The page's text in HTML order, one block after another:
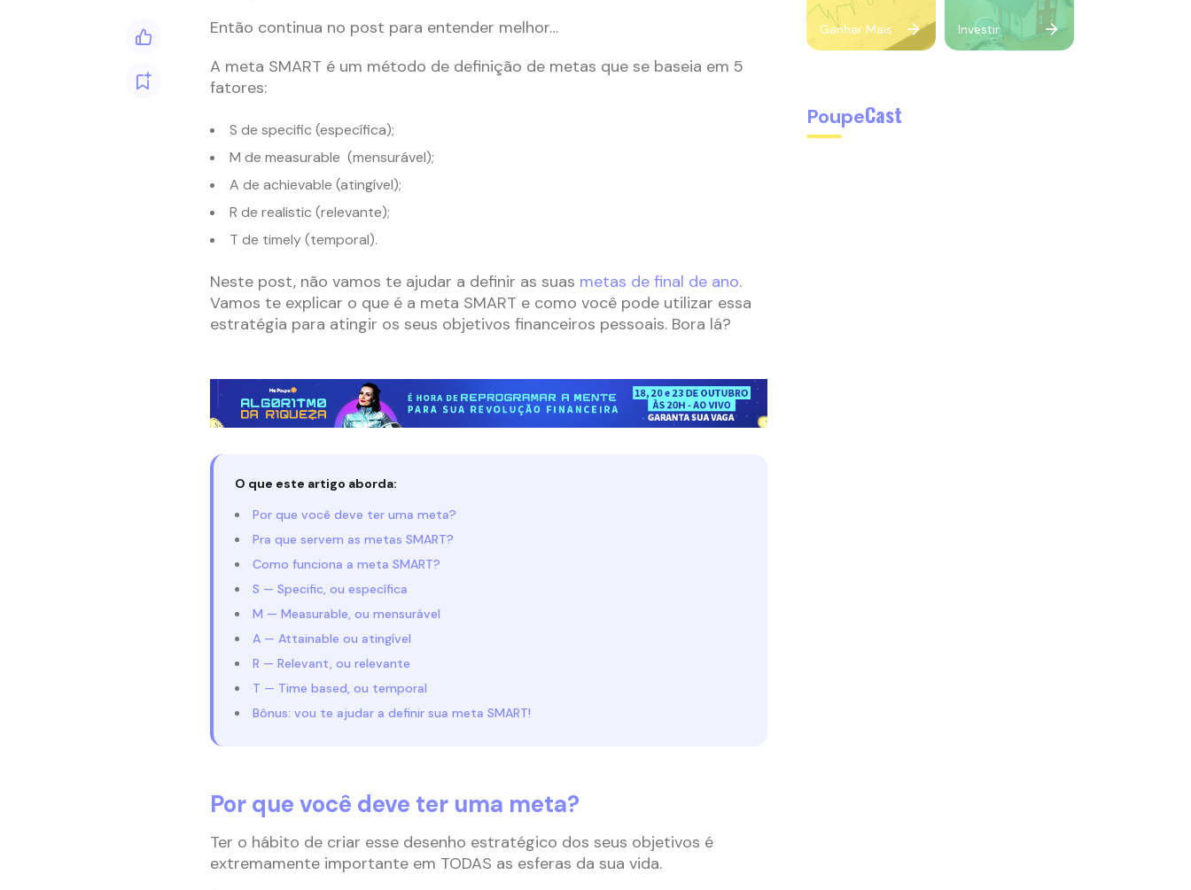
Então continua no post para entender melhor…
A meta SMART é um método de definição de metas que se baseia em 5
fatores:
S de specific (específica);
M de measurable (mensurável);
A de achievable (atingível);
R de realistic (relevante);
T de timely (temporal).
Neste post, não vamos te ajudar a definir as suas metas de final de ano.
Vamos te explicar o que é a meta SMART e como você pode utilizar essa
estratégia para atingir os seus objetivos financeiros pessoais. Bora lá?
O que este artigo aborda:
Por que você deve ter uma meta?
Pra que servem as metas SMART?
Como funciona a meta SMART?
S — Specific, ou específica
M — Measurable, ou mensurável
A — Attainable ou atingível
R — Relevant, ou relevante
T — Time based, ou temporal
Bônus: vou te ajudar a definir sua meta SMART!
Por que você deve ter uma meta?
Ter o hábito de criar esse desenho estratégico dos seus objetivos é
extremamente importante em TODAS as esferas da sua vida.
Ganhar Mais Investir
PoupeCast